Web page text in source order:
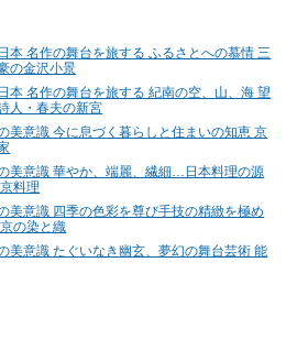
本 名作の舞台を旅する ふるさとへの慕情 三
の金沢小景
本 名作の舞台を旅する 紀南の空、山、海 望
人・春夫の新宮
美意識 今に息づく暮らしと住まいの知恵 京
美意識 華やか、端麗、繊細…日本料理の源
料理
美意識 四季の色彩を尊び手技の精緻を極め
の染と織
美意識 たぐいなき幽玄、夢幻の舞台芸術 能